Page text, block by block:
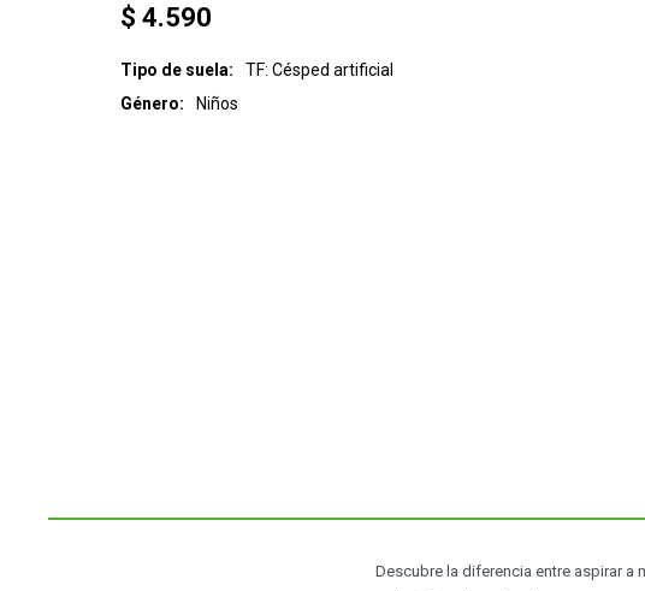
$ 4.590
Tipo de suela
TF: Césped artificial
Género
Niños
Descubre la diferencia entre aspirar a